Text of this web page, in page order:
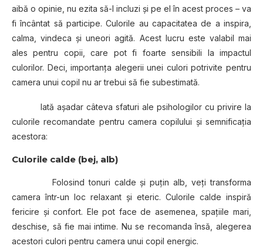
aibă o opinie, nu ezita să-l incluzi şi pe el în acest proces – va
fi încântat să participe. Culorile au capacitatea de a inspira,
calma, vindeca şi uneori agită. Acest lucru este valabil mai
ales pentru copii, care pot fi foarte sensibili la impactul
culorilor. Deci, importanţa alegerii unei culori potrivite pentru
camera unui copil nu ar trebui să fie subestimată.
Iată aşadar câteva sfaturi ale psihologilor cu privire la
culorile recomandate pentru camera copilului şi semnificaţia
acestora:
Culorile calde (bej, alb)
Folosind tonuri calde şi puţin alb, veţi transforma
camera într-un loc relaxant şi eteric. Culorile calde inspiră
fericire şi confort. Ele pot face de asemenea, spaţiile mari,
deschise, să fie mai intime. Nu se recomanda însă, alegerea
acestori culori pentru camera unui copil energic.